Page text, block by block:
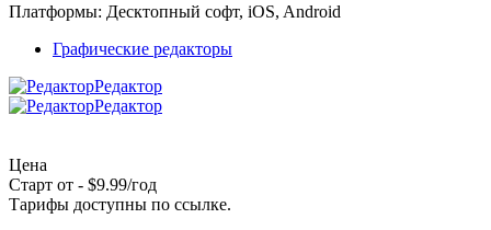
Платформы: Десктопный софт, iOS, Android
Графические редакторы
Редактор
Редактор
Цена
Старт от - $9.99/год
Тарифы доступны по ссылке.